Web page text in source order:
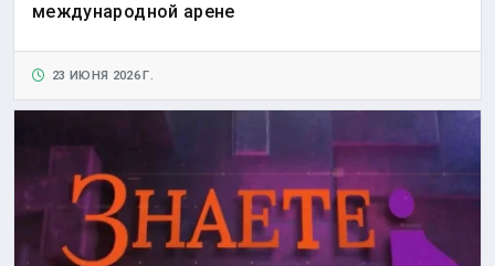
международной арене
23 ИЮНЯ 2026 Г.